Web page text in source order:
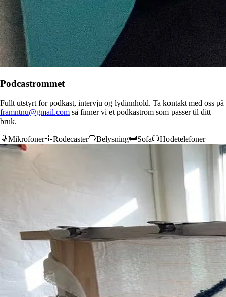
Podcastrommet
Fullt utstyrt for podkast, intervju og lydinnhold. Ta kontakt med oss på
framntnu@gmail.com så finner vi et podkastrom som passer til ditt
bruk.
Mikrofoner Rodecaster Belysning Sofa Hodetelefoner